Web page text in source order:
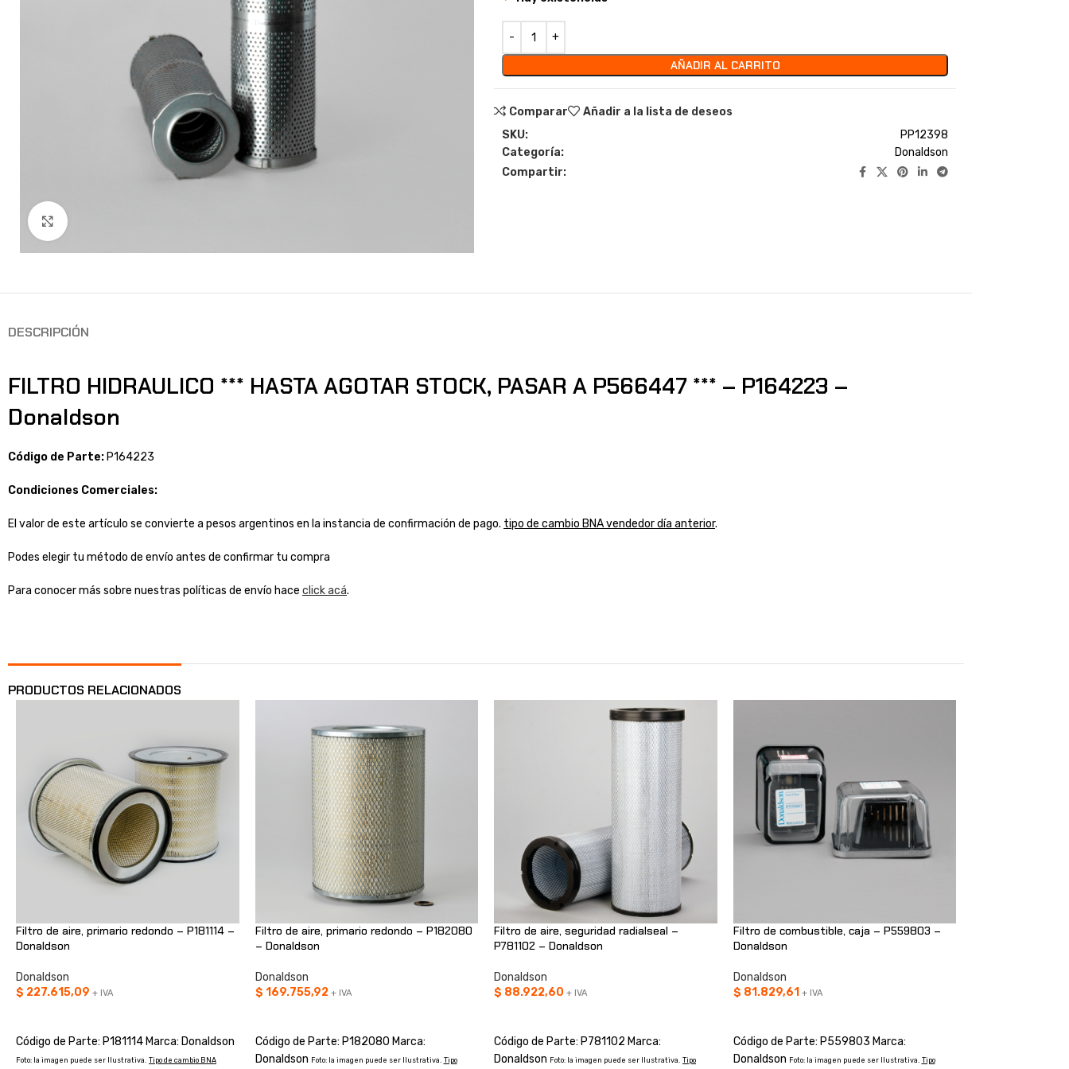
AÑADIR AL CARRITO
Comparar
Añadir a la lista de deseos
SKU:
PP12398
Categoría:
Donaldson
Compartir:
DESCRIPCIÓN
FILTRO HIDRAULICO *** HASTA AGOTAR STOCK, PASAR A P566447 *** – P164223 –
Donaldson
Código de Parte: P164223
Condiciones Comerciales:
El valor de este artículo se convierte a pesos argentinos en la instancia de confirmación de pago. tipo de cambio BNA vendedor día anterior.
Podes elegir tu método de envío antes de confirmar tu compra
Para conocer más sobre nuestras políticas de envío hace click acá.
PRODUCTOS RELACIONADOS
Filtro de aire, primario redondo – P181114 –
Donaldson
Donaldson
$ 227.615,09 + IVA
Código de Parte: P181114 Marca: Donaldson
Foto: la imagen puede ser Ilustrativa. Tipo de cambio BNA
Filtro de aire, primario redondo – P182080
– Donaldson
Donaldson
$ 169.755,92 + IVA
Código de Parte: P182080 Marca:
Donaldson Foto: la imagen puede ser Ilustrativa. Tipo
Filtro de aire, seguridad radialseal –
P781102 – Donaldson
Donaldson
$ 88.922,60 + IVA
Código de Parte: P781102 Marca:
Donaldson Foto: la imagen puede ser Ilustrativa. Tipo
Filtro de combustible, caja – P559803 –
Donaldson
Donaldson
$ 81.829,61 + IVA
Código de Parte: P559803 Marca:
Donaldson Foto: la imagen puede ser Ilustrativa. Tipo